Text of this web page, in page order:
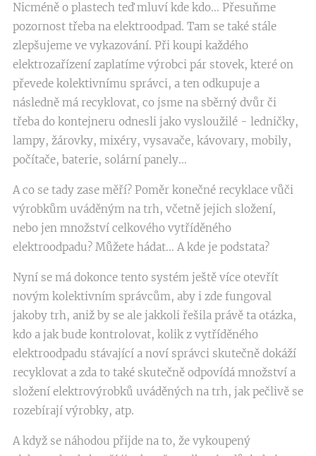
Nicméně o plastech teď mluví kde kdo... Přesuňme
pozornost třeba na elektroodpad. Tam se také stále
zlepšujeme ve vykazování. Při koupi každého
elektrozařízení zaplatíme výrobci pár stovek, které on
převede kolektivnímu správci, a ten odkupuje a
následně má recyklovat, co jsme na sběrný dvůr či
třeba do kontejneru odnesli jako vysloužilé - ledničky,
lampy, žárovky, mixéry, vysavače, kávovary, mobily,
počítače, baterie, solární panely...
A co se tady zase měří? Poměr konečné recyklace vůči
výrobkům uváděným na trh, včetně jejich složení,
nebo jen množství celkového vytříděného
elektroodpadu? Můžete hádat... A kde je podstata?
Nyní se má dokonce tento systém ještě více otevřít
novým kolektivním správcům, aby i zde fungoval
jakoby trh, aniž by se ale jakkoli řešila právě ta otázka,
kdo a jak bude kontrolovat, kolik z vytříděného
elektroodpadu stávající a noví správci skutečně dokáží
recyklovat a zda to také skutečně odpovídá množství a
složení elektrovýrobků uváděných na trh, jak pečlivě se
rozebírají výrobky, atp.
A když se náhodou přijde na to, že vykoupený